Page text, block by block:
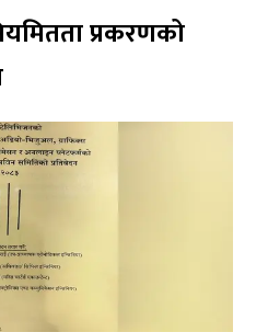
प्रकरणको